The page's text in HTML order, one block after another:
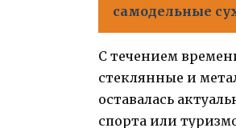
самодельные
С течением
стеклянные и
оставалась
спорта или